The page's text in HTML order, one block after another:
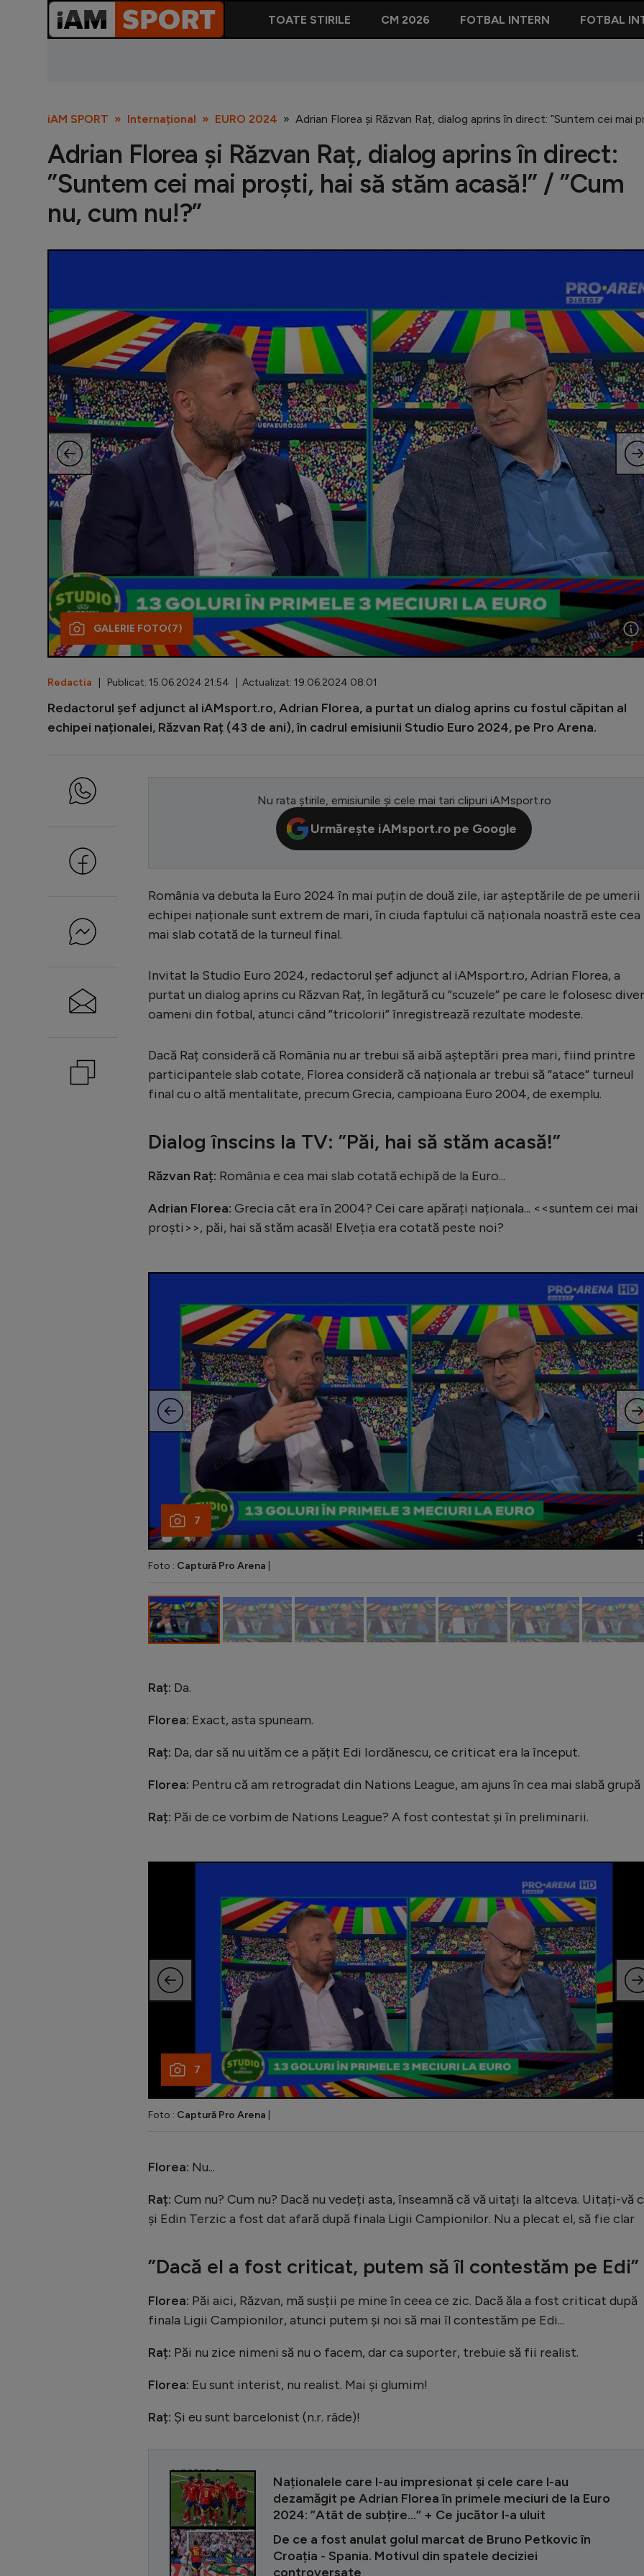
TOATE STIRILE CM 2026 FOTBAL INTERN FOTBAL
iAM SPORT Internațional EURO 2024 Adrian Florea și Răzvan Raț, dialog aprins în direct: ”Suntem cei mai
Adrian Florea și Răzvan Raț, dialog aprins în direct:
”Suntem cei mai proști, hai să stăm acasă!” / ”Cum
nu, cum nu!?”
GALERIE FOTO(7)
Redactia | Publicat: 15.06.2024 21:54 | Actualizat: 19.06.2024 08:01
Redactorul șef adjunct al iAMsport.ro, Adrian Florea, a purtat un dialog aprins cu fostul căpitan al
echipei naționalei, Răzvan Raț (43 de ani), în cadrul emisiunii Studio Euro 2024, pe Pro Arena.
Nu rata știrile, emisiunile și cele mai tari clipuri iAMsport.ro
Urmărește iAMsport.ro pe Google
România va debuta la Euro 2024 în mai puțin de două zile, iar așteptările de pe umerii
echipei naționale sunt extrem de mari, în ciuda faptului că naționala noastră este cea
mai slab cotată de la turneul final.
Invitat la Studio Euro 2024, redactorul șef adjunct al iAMsport.ro, Adrian Florea, a
purtat un dialog aprins cu Răzvan Raț, în legătură cu ”scuzele” pe care le folosesc
oameni din fotbal, atunci când ”tricolorii” înregistrează rezultate modeste.
Dacă Raț consideră că România nu ar trebui să aibă așteptări prea mari, fiind printre
participantele slab cotate, Florea consideră că naționala ar trebui să ”atace” turneul
final cu o altă mentalitate, precum Grecia, campioana Euro 2004, de exemplu.
Dialog înscins la TV: ”Păi, hai să stăm acasă!”
Răzvan Raț: România e cea mai slab cotată echipă de la Euro...
Adrian Florea: Grecia cât era în 2004? Cei care apărați naționala... <<suntem cei mai
proști>>, păi, hai să stăm acasă! Elveția era cotată peste noi?
7
Foto : Captură Pro Arena
Raț: Da.
Florea: Exact, asta spuneam.
Raț: Da, dar să nu uităm ce a pățit Edi Iordănescu, ce criticat era la început.
Florea: Pentru că am retrogradat din Nations League, am ajuns în cea mai slabă grupă
Raț: Păi de ce vorbim de Nations League? A fost contestat și în preliminarii.
7
Foto : Captură Pro Arena
Florea: Nu...
Raț: Cum nu? Cum nu? Dacă nu vedeți asta, înseamnă că vă uitați la altceva. Uitați-vă
și Edin Terzic a fost dat afară după finala Ligii Campionilor. Nu a plecat el, să fie clar
”Dacă el a fost criticat, putem să îl contestăm pe Edi”
Florea: Păi aici, Răzvan, mă susții pe mine în ceea ce zic. Dacă ăla a fost criticat după
finala Ligii Campionilor, atunci putem și noi să mai îl contestăm pe Edi...
Raț: Păi nu zice nimeni să nu o facem, dar ca suporter, trebuie să fii realist.
Florea: Eu sunt interist, nu realist. Mai și glumim!
Raț: Și eu sunt barcelonist (n.r. râde)!
CITEȘTE ȘI
Naționalele care l-au impresionat și cele care l-au
dezamăgit pe Adrian Florea în primele meciuri de la Euro
2024: ”Atât de subțire...” + Ce jucător l-a uluit
De ce a fost anulat golul marcat de Bruno Petkovic în
Croația - Spania. Motivul din spatele deciziei
controversate